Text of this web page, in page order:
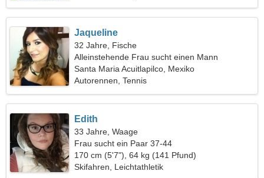
Jaqueline
32 Jahre, Fische
Alleinstehende Frau sucht einen Mann
Santa Maria Acuitlapilco, Mexiko
Autorennen, Tennis
Edith
33 Jahre, Waage
Frau sucht ein Paar 37-44
170 cm (5'7"), 64 kg (141 Pfund)
Skifahren, Leichtathletik